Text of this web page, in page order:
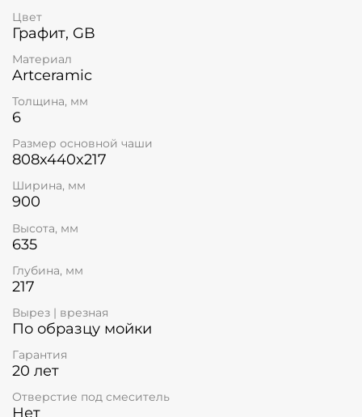
Цвет
Графит, GB
Материал
Artceramic
Толщина, мм
6
Размер основной чаши
808x440x217
Ширина, мм
900
Высота, мм
635
Глубина, мм
217
Вырез | врезная
По образцу мойки
Гарантия
20 лет
Отверстие под смеситель
Нет